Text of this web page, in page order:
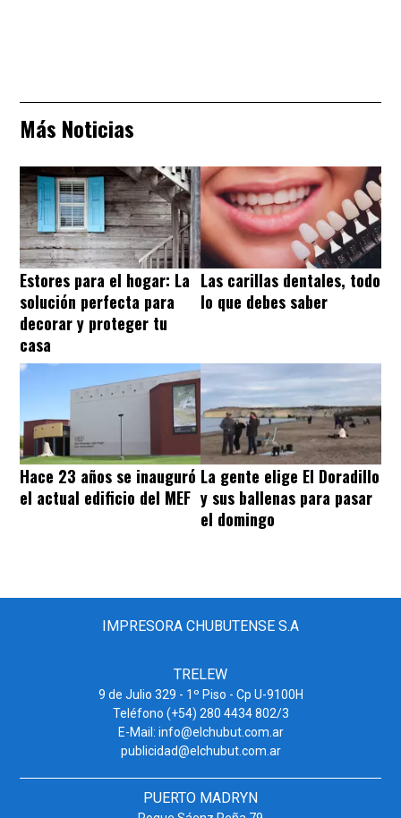
Más Noticias
Estores para el hogar: La
solución perfecta para
decorar y proteger tu
casa
Las carillas dentales, todo
lo que debes saber
Hace 23 años se inauguró
el actual edificio del MEF
La gente elige El Doradillo
y sus ballenas para pasar
el domingo
IMPRESORA CHUBUTENSE S.A
TRELEW
9 de Julio 329 - 1º Piso - Cp U-9100H
Teléfono (+54) 280 4434 802/3
E-Mail: info@elchubut.com.ar
publicidad@elchubut.com.ar
PUERTO MADRYN